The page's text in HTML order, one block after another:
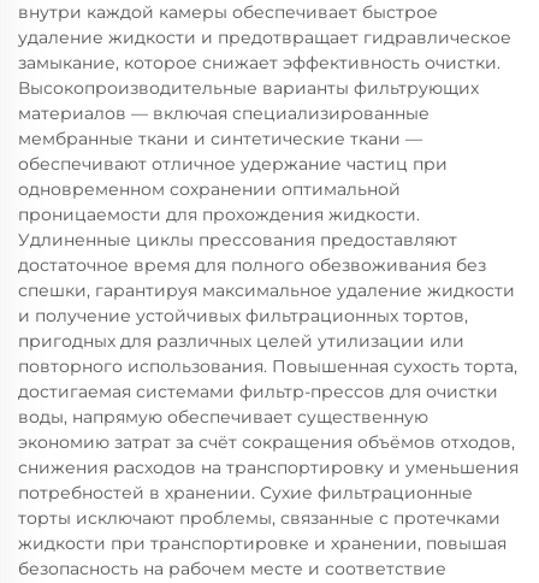
внутри каждой камеры обеспечивает быстрое
удаление жидкости и предотвращает гидравлическое
замыкание, которое снижает эффективность очистки.
Высокопроизводительные варианты фильтрующих
материалов — включая специализированные
мембранные ткани и синтетические ткани —
обеспечивают отличное удержание частиц при
одновременном сохранении оптимальной
проницаемости для прохождения жидкости.
Удлиненные циклы прессования предоставляют
достаточное время для полного обезвоживания без
спешки, гарантируя максимальное удаление жидкости
и получение устойчивых фильтрационных тортов,
пригодных для различных целей утилизации или
повторного использования. Повышенная сухость торта,
достигаемая системами фильтр-прессов для очистки
воды, напрямую обеспечивает существенную
экономию затрат за счёт сокращения объёмов отходов,
снижения расходов на транспортировку и уменьшения
потребностей в хранении. Сухие фильтрационные
торты исключают проблемы, связанные с протечками
жидкости при транспортировке и хранении, повышая
безопасность на рабочем месте и соответствие